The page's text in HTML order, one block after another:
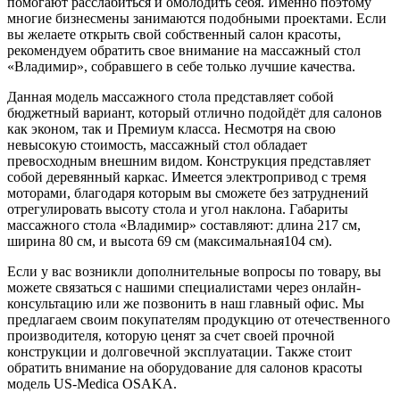
многие бизнесмены занимаются подобными проектами. Если
вы желаете открыть свой собственный салон красоты,
рекомендуем обратить свое внимание на массажный стол
«Владимир», собравшего в себе только лучшие качества.
Данная модель массажного стола представляет собой
бюджетный вариант, который отлично подойдёт для салонов
как эконом, так и Премиум класса. Несмотря на свою
невысокую стоимость, массажный стол обладает
превосходным внешним видом. Конструкция представляет
собой деревянный каркас. Имеется электропривод с тремя
моторами, благодаря которым вы сможете без затруднений
отрегулировать высоту стола и угол наклона. Габариты
массажного стола «Владимир» составляют: длина 217 см,
ширина 80 см, и высота 69 см (максимальная104 см).
Если у вас возникли дополнительные вопросы по товару, вы
можете связаться с нашими специалистами через онлайн-
консультацию или же позвонить в наш главный офис. Мы
предлагаем своим покупателям продукцию от отечественного
производителя, которую ценят за счет своей прочной
конструкции и долговечной эксплуатации. Также стоит
обратить внимание на оборудование для салонов красоты
модель US-Medica OSAKA.